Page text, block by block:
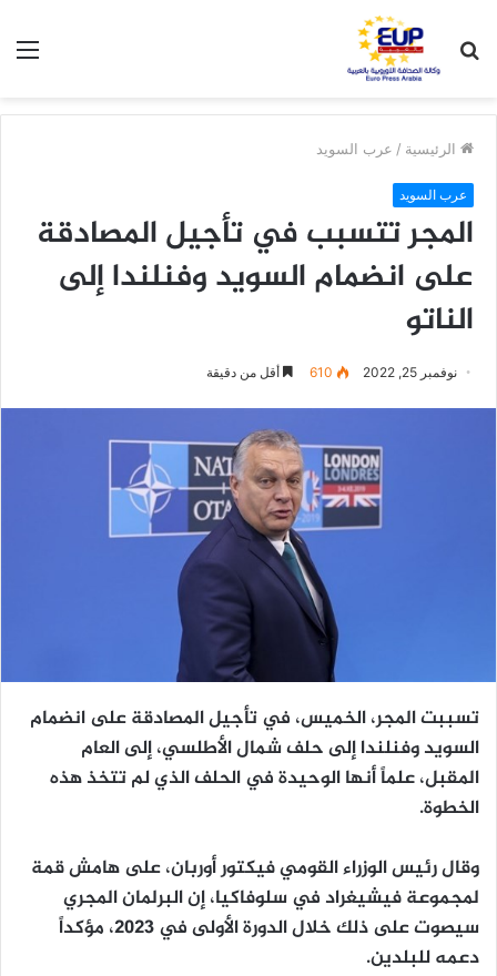
عن
الرئيسية / عرب السويد
عرب السويد
المجر تتسبب في تأجيل المصادقة
على انضمام السويد وفنلندا إلى
الناتو
نوفمبر 25, 2022 610 أقل من دقيقة
تسببت المجر، الخميس، في تأجيل المصادقة على انضمام
السويد وفنلندا إلى حلف شمال الأطلسي، إلى العام
المقبل، علماً أنها الوحيدة في الحلف الذي لم تتخذ هذه
الخطوة.
وقال رئيس الوزراء القومي فيكتور أوربان، على هامش قمة
لمجموعة فيشيغراد في سلوفاكيا، إن البرلمان المجري
سيصوت على ذلك خلال الدورة الأولى في 2023، مؤكداً
دعمه للبلدين.